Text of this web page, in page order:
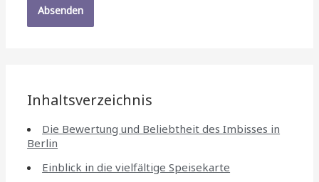
Inhaltsverzeichnis
Die Bewertung und Beliebtheit des Imbisses in
Berlin
Einblick in die vielfältige Speisekarte